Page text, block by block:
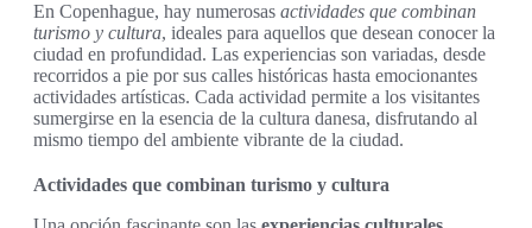
En Copenhague, hay numerosas actividades que combinan
turismo y cultura, ideales para aquellos que desean conocer la
ciudad en profundidad. Las experiencias son variadas, desde
recorridos a pie por sus calles históricas hasta emocionantes
actividades artísticas. Cada actividad permite a los visitantes
sumergirse en la esencia de la cultura danesa, disfrutando al
mismo tiempo del ambiente vibrante de la ciudad.
Actividades que combinan turismo y cultura